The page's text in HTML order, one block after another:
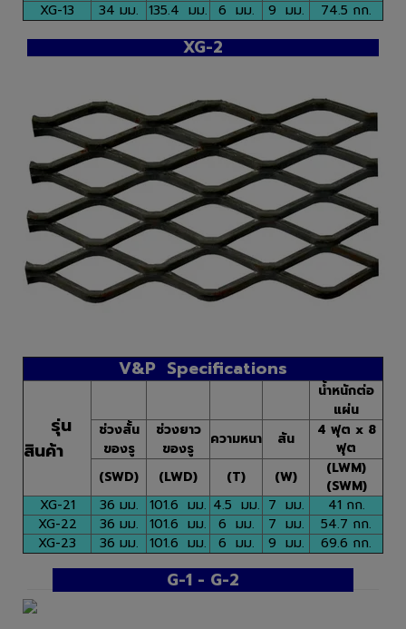
XG-13
34 มม. 135.4 มม. 6 มม. 9 มม. 74.5 กก.
XG-2
V&P Specifications
รุ่น
สินค้า
น้ำหนักต่อ
แผ่น
ช่วงสั้น
ของรู
ช่วงยาว
ของรู
ความหนา สัน
4 ฟุต x 8
ฟุต
(SWD)
(LWD) (T) (W)
(LWM)
(SWM)
XG-21
36 มม. 101.6 มม. 4.5 มม. 7 มม.
41 กก.
XG-22
36 มม. 101.6 มม. 6 มม. 7 มม.
54.7 กก.
XG-23
36 มม. 101.6 มม. 6 มม. 9 มม. 69.6 กก.
G-1 - G-2